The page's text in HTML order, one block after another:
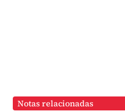
Notas relacionadas